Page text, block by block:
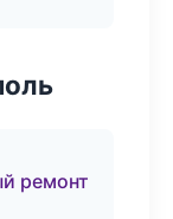
ремонт